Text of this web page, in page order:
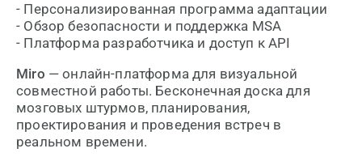
- Персонализированная программа адаптации
- Обзор безопасности и поддержка MSA
- Платформа разработчика и доступ к API
Miro — онлайн-платформа для визуальной
совместной работы. Бесконечная доска для
мозговых штурмов, планирования,
проектирования и проведения встреч в
реальном времени.